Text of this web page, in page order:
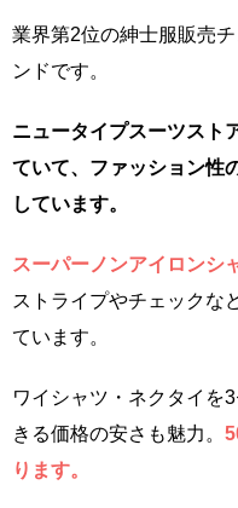
業界第2位の紳士服販売
ンドです。
ニュータイプスーツスト
ていて、ファッション性
しています。
スーパーノンアイロンシ
ストライプやチェックな
ています。
ワイシャツ・ネクタイを
きる価格の安さも魅力。
ります。